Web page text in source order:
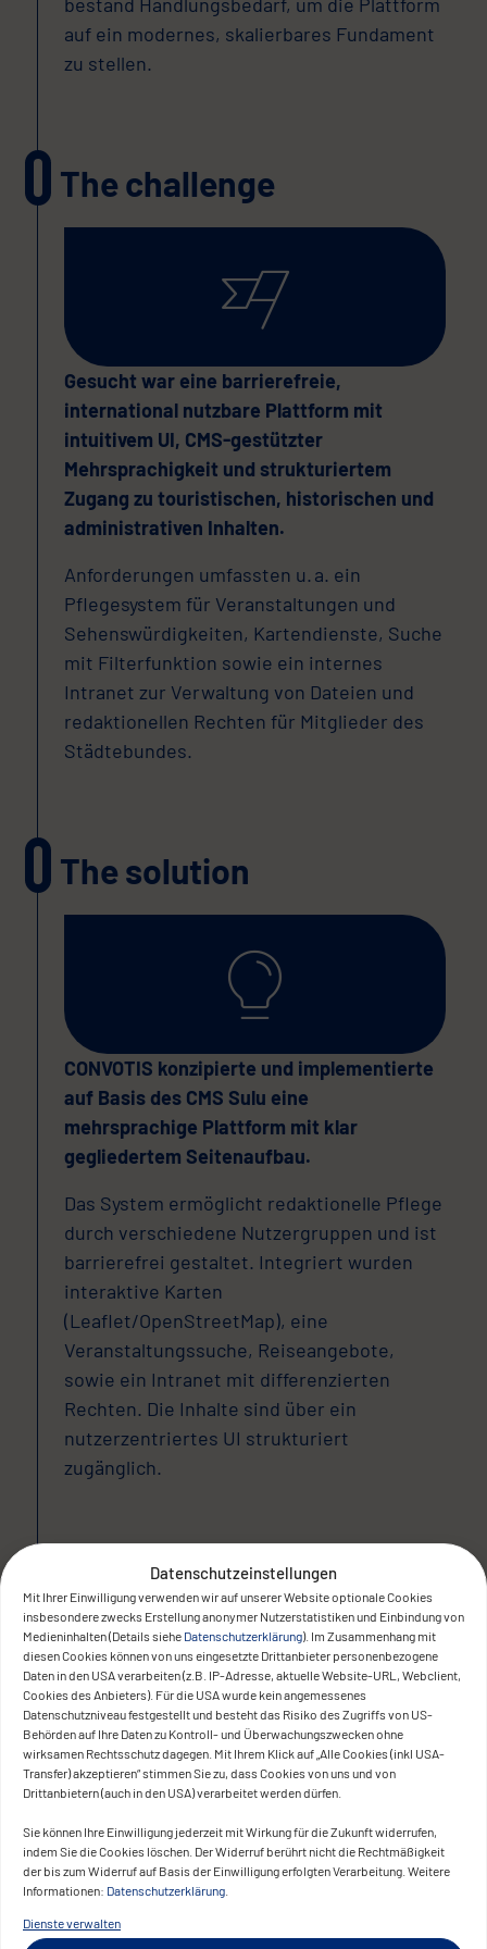
Datenschutzeinstellungen
Mit Ihrer Einwilligung verwenden wir auf unserer Website optionale Cookies
insbesondere zwecks Erstellung anonymer Nutzerstatistiken und Einbindung von
Medieninhalten (Details siehe Datenschutzerklärung). Im Zusammenhang mit
diesen Cookies können von uns eingesetzte Drittanbieter personenbezogene
Daten in den USA verarbeiten (z.B. IP-Adresse, aktuelle Website-URL, Webclient,
Cookies des Anbieters). Für die USA wurde kein angemessenes
Datenschutzniveau festgestellt und besteht das Risiko des Zugriffs von US-
Behörden auf Ihre Daten zu Kontroll- und Überwachungszwecken ohne
wirksamen Rechtsschutz dagegen. Mit Ihrem Klick auf „Alle Cookies (inkl USA-
Transfer) akzeptieren“ stimmen Sie zu, dass Cookies von uns und von
Drittanbietern (auch in den USA) verarbeitet werden dürfen.
Sie können Ihre Einwilligung jederzeit mit Wirkung für die Zukunft widerrufen,
indem Sie die Cookies löschen. Der Widerruf berührt nicht die Rechtmäßigkeit
der bis zum Widerruf auf Basis der Einwilligung erfolgten Verarbeitung. Weitere
Informationen: Datenschutzerklärung
Dienste verwalten
auf ein modernes, skalierbares Fundament
zu stellen.
The challenge
Gesucht war eine barrierefreie,
international nutzbare Plattform mit
intuitivem UI, CMS-gestützter
Mehrsprachigkeit und strukturiertem
Zugang zu touristischen, historischen und
administrativen Inhalten.
Anforderungen umfassten u. a. ein
Pflegesystem für Veranstaltungen und
Sehenswürdigkeiten, Kartendienste, Suche
mit Filterfunktion sowie ein internes
Intranet zur Verwaltung von Dateien und
redaktionellen Rechten für Mitglieder des
Städtebundes.
The solution
CONVOTIS konzipierte und implementierte
auf Basis des CMS Sulu eine
mehrsprachige Plattform mit klar
gegliedertem Seitenaufbau.
Das System ermöglicht redaktionelle Pflege
durch verschiedene Nutzergruppen und ist
barrierefrei gestaltet. Integriert wurden
interaktive Karten
(Leaflet/OpenStreetMap), eine
Veranstaltungssuche, Reiseangebote,
sowie ein Intranet mit differenzierten
Rechten. Die Inhalte sind über ein
nutzerzentriertes UI strukturiert
zugänglich.
The result
Der Städtebund DIE HANSE verfügt nun
barrierefreier Oberfläche,
sprachübergreifender Redaktionsfähigkeit
und strukturierter Informationsdarstellung.